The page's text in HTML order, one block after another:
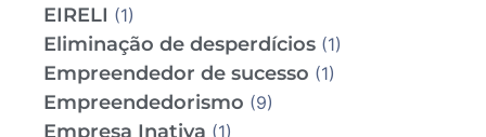
EIRELI (1)
Eliminação de desperdícios (1)
Empreendedor de sucesso (1)
Empreendedorismo (9)
Empresa Inativa (1)